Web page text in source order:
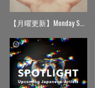
【月曜更新】Monday Spin